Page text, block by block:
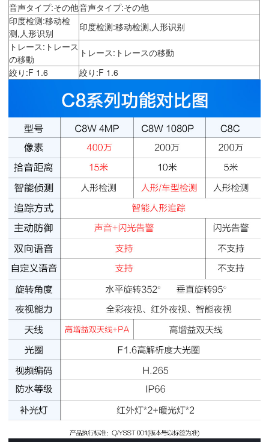
音声タイプ:その他音声タイプ:その他
印度检测:移动检
测,人形识别
印度检测:移动检测,人形识别
トレース:トレース
の移動
トレース:トレースの移動
絞り:F 1.6
絞り:F 1.6